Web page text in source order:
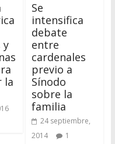
y
la
Se
intensifica
debate
entre
cardenales
previo a
Sínodo
sobre la
familia
24 septiembre,
2014
1